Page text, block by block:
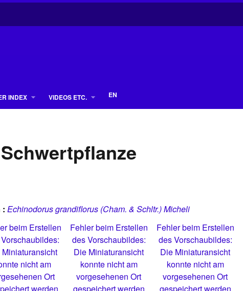
INDEX VIDEOS ETC. EN
: Echinodorus grandiflorus (Cham. & Schltr.) Micheli
beim Erstellen
Miniaturansicht
nicht am
Ort
Fehler beim Erstellen
des Vorschaubildes:
Die Miniaturansicht
konnte nicht am
vorgesehenen Ort
Fehler beim Erstellen
des Vorschaubildes:
Die Miniaturansicht
konnte nicht am
vorgesehenen Ort